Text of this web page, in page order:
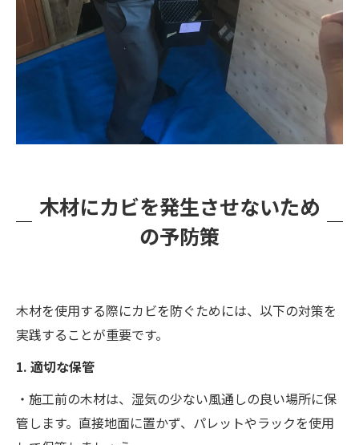
木材にカビを発生させないため
の予防策
木材を使用する際にカビを防ぐためには、以下の対策を
実践することが重要です。
1. 適切な保管
・施工前の木材は、湿気の少ない風通しの良い場所に保
管します。直接地面に置かず、パレットやラックを使用